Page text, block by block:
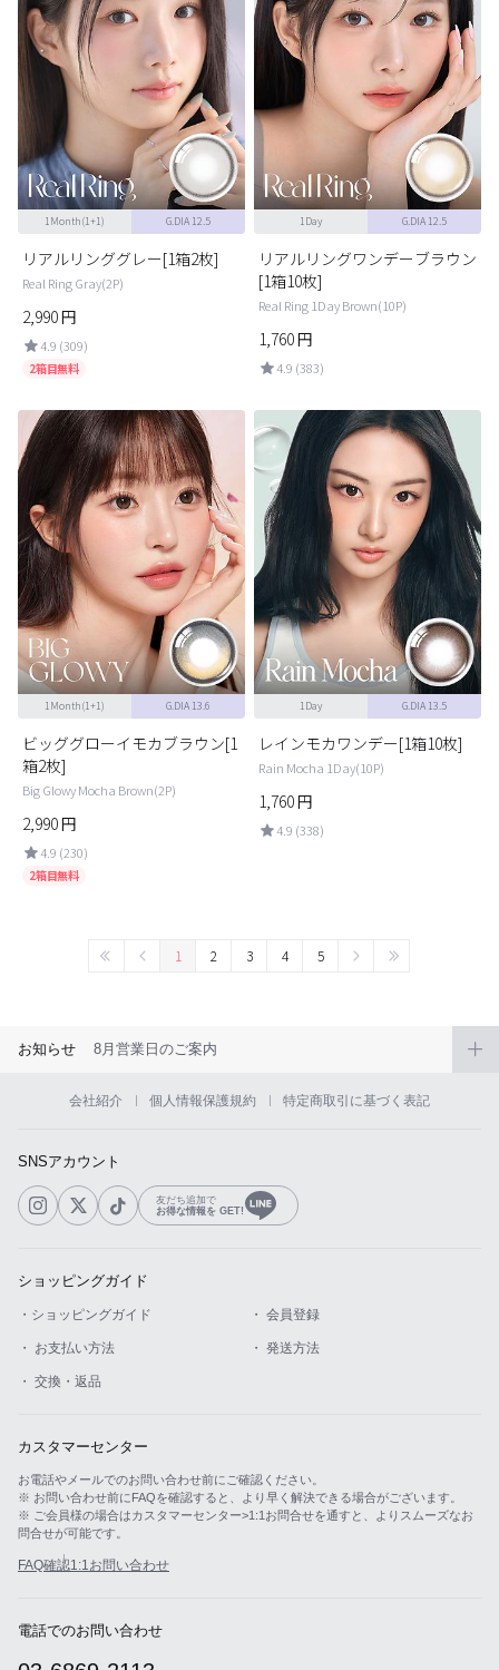
1Month(1+1) G.DIA 12.5
リアルリンググレー[1箱2枚]
Real Ring Gray(2P)
2,990円
4.9 (309)
2箱目無料
1Day G.DIA 12.5
リアルリングワンデーブラウン
[1箱10枚]
Real Ring 1Day Brown(10P)
1,760円
4.9 (383)
1Month(1+1) G.DIA 13.6
ビッググローイモカブラウン[1
箱2枚]
Big Glowy Mocha Brown(2P)
2,990円
4.9 (230)
2箱目無料
1Day G.DIA 13.5
レインモカワンデー[1箱10枚]
Rain Mocha 1Day(10P)
1,760円
4.9 (338)
1 2 3 4 5
お知らせ 8月営業日のご案内
会社紹介 個人情報保護規約 特定商取引に基づく表記
SNSアカウント
友だち追加で
お得な情報を GET!
ショッピングガイド
・ショッピングガイド ・ 会員登録
・ お支払い方法 ・ 発送方法
・ 交換・返品
カスタマーセンター
お電話やメールでのお問い合わせ前にご確認ください。
※ お問い合わせ前にFAQを確認すると、より早く解決できる場合がございます。
※ ご会員様の場合はカスタマーセンター>1:1お問合せを通すと、よりスムーズなお
問合せが可能です。
FAQ確認1:1お問い合わせ
電話でのお問い合わせ